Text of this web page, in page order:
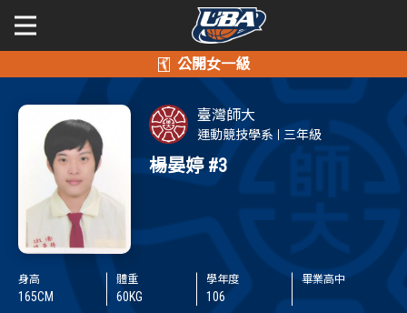
公開男一級
學年度
賽事資訊
賽程表
球隊資訊
公開女一級
學年度
賽事資訊
賽程表
球隊資訊
二級與一般組
新聞
臺灣師大
運動競技學系 三年級
楊晏婷 #3
身高
165CM
體重
60KG
學年度
106
畢業高中